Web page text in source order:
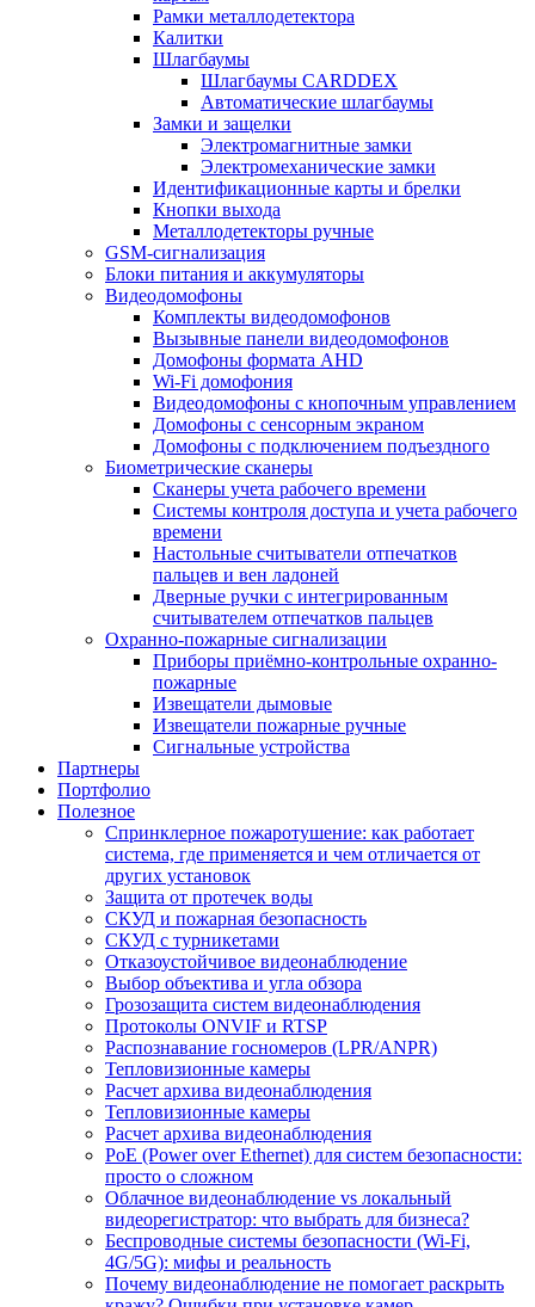
Рамки металлодетектора
Калитки
Шлагбаумы
Шлагбаумы CARDDEX
Автоматические шлагбаумы
Замки и защелки
Электромагнитные замки
Электромеханические замки
Идентификационные карты и брелки
Кнопки выхода
Металлодетекторы ручные
GSM-сигнализация
Блоки питания и аккумуляторы
Видеодомофоны
Комплекты видеодомофонов
Вызывные панели видеодомофонов
Домофоны формата AHD
Wi-Fi домофония
Видеодомофоны с кнопочным управлением
Домофоны с сенсорным экраном
Домофоны с подключением подъездного
Биометрические сканеры
Сканеры учета рабочего времени
Системы контроля доступа и учета рабочего
времени
Настольные считыватели отпечатков
пальцев и вен ладоней
Дверные ручки с интегрированным
считывателем отпечатков пальцев
Охранно-пожарные сигнализации
Приборы приёмно-контрольные охранно-
пожарные
Извещатели дымовые
Извещатели пожарные ручные
Сигнальные устройства
Партнеры
Портфолио
Полезное
Спринклерное пожаротушение: как работает
система, где применяется и чем отличается от
других установок
Защита от протечек воды
СКУД и пожарная безопасность
СКУД с турникетами
Отказоустойчивое видеонаблюдение
Выбор объектива и угла обзора
Грозозащита систем видеонаблюдения
Протоколы ONVIF и RTSP
Распознавание госномеров (LPR/ANPR)
Тепловизионные камеры
Расчет архива видеонаблюдения
Тепловизионные камеры
Расчет архива видеонаблюдения
PoE (Power over Ethernet) для систем безопасности:
просто о сложном
Облачное видеонаблюдение vs локальный
видеорегистратор: что выбрать для бизнеса?
Беспроводные системы безопасности (Wi-Fi,
4G/5G): мифы и реальность
Почему видеонаблюдение не помогает раскрыть